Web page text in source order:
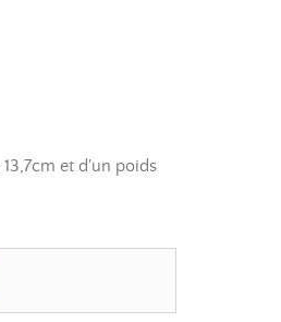
et d'un poids